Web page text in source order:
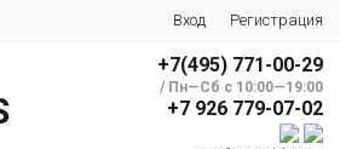
Вход Регистрация
+7(495) 771-00-29
/ Пн—Сб с 10:00—19:00
+7 926 779-07-02